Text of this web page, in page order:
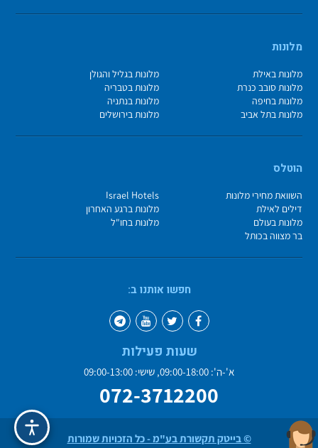
מלונות
מלונות באילת
מלונות בגליל והגולן
מלונות סובב כנרת
מלונות בטבריה
מלונות בחיפה
מלונות בנתניה
מלונות בתל אביב
מלונות בירושלים
הוטלס
השוואת מחירי מלונות
Israel Hotels
דילים לאילת
מלונות ברגע האחרון
מלונות בעולם
מלונות בחו"ל
בר מצווה בכותל
חפשו אותנו ב:
שעות פעילות
א'-ה': 09:00-18:00, שישי: 09:00-13:00
072-3712200
© בייטק תקשורת בע"מ - כל הזכויות שמורות